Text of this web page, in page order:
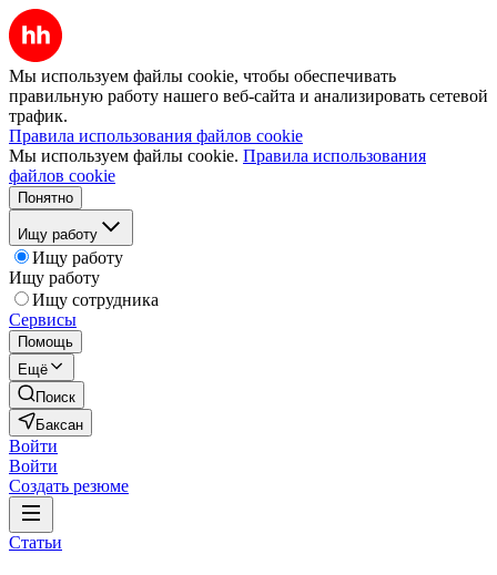
Мы используем файлы cookie, чтобы обеспечивать
правильную работу нашего веб-сайта и анализировать сетевой
трафик.
Правила использования файлов cookie
Мы используем файлы cookie. Правила использования
файлов cookie
Понятно
Ищу работу
Ищу работу
Ищу работу
Ищу сотрудника
Сервисы
Помощь
Ещё
Поиск
Баксан
Войти
Войти
Создать резюме
Статьи